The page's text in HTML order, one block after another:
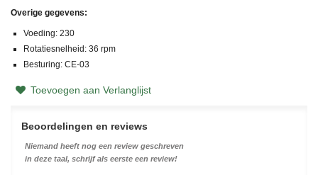
Overige gegevens:
Voeding: 230
Rotatiesnelheid: 36 rpm
Besturing: CE-03
Toevoegen aan Verlanglijst
Beoordelingen en reviews
Niemand heeft nog een review geschreven
in deze taal, schrijf als eerste een review!